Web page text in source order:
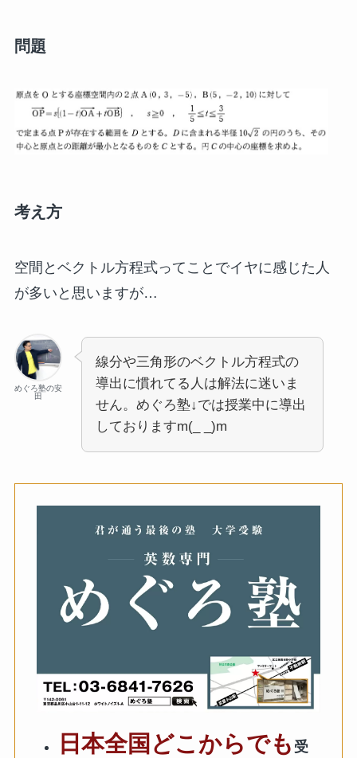
問題
考え方
空間とベクトル方程式ってことでイヤに感じた人
が多いと思いますが…
めぐろ塾の安
田
線分や三角形のベクトル方程式の
導出に慣れてる人は解法に迷いま
せん。めぐろ塾↓では授業中に導出
しておりますm(_ _)m
日本全国どこからでも 受